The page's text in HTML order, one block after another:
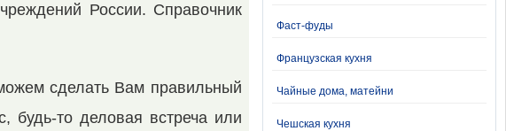
России. Справочник
сделать Вам правильный
будь-то деловая встреча или
Фаст-фуды
Французская кухня
Чайные дома, матейни
Чешская кухня